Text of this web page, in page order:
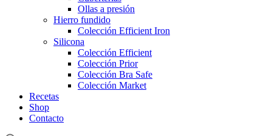
Ollas a presión
Hierro fundido
Colección Efficient Iron
Silicona
Colección Efficient
Colección Prior
Colección Bra Safe
Colección Market
Recetas
Shop
Contacto